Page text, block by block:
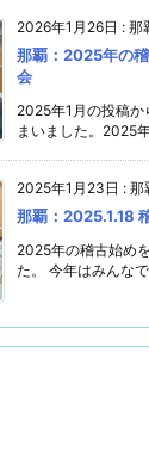
2026年1月26日 : 那
那覇：2025年の
会
2025年1月の投稿か
まいました。2025
2025年1月23日 : 那
那覇：2025.1.18
2025年の稽古始め
た。 今年はみんな